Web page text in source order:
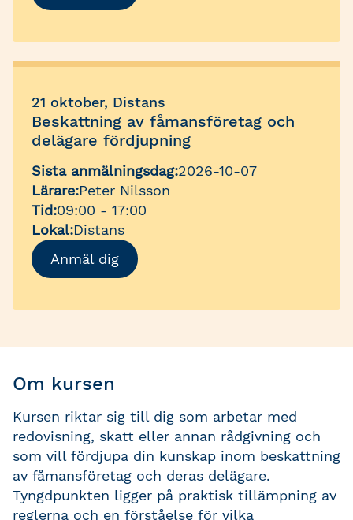
21 oktober, Distans
Beskattning av fåmansföretag och
delägare fördjupning
Sista anmälningsdag:2026-10-07
Lärare:Peter Nilsson
Tid:09:00 - 17:00
Lokal:Distans
Anmäl dig
Om kursen
Kursen riktar sig till dig som arbetar med
redovisning, skatt eller annan rådgivning och
som vill fördjupa din kunskap inom beskattning
av fåmansföretag och deras delägare.
Tyngdpunkten ligger på praktisk tillämpning av
reglerna och en förståelse för vilka